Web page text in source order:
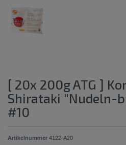
[ 20x 200g ATG ]
Shirataki "Nudeln-
#10
Artikelnummer 4122-A20